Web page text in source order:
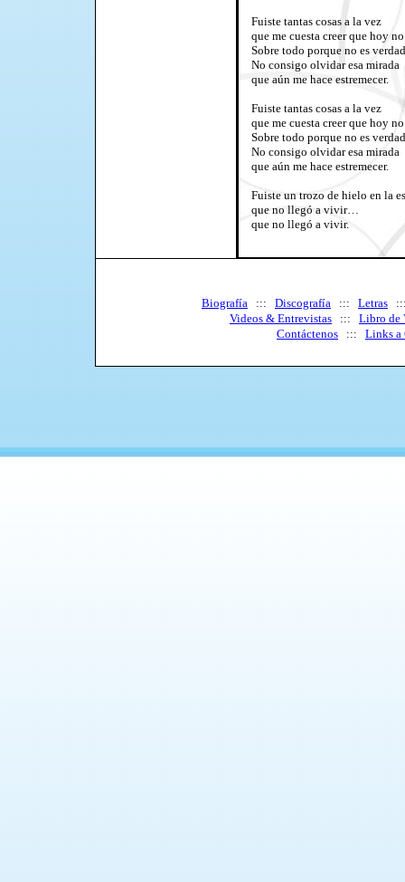
Fuiste tantas cosas a la vez
que me cuesta creer que hoy no
Sobre todo porque no es
No consigo olvidar esa mirada
que aún me hace estremecer.
Fuiste tantas cosas a la vez
que me cuesta creer que hoy no
Sobre todo porque no es
No consigo olvidar esa mirada
que aún me hace estremecer.
Fuiste un trozo de hielo en la
que no llegó a vivir…
que no llegó a vivir.
Biografía ::: Discografía ::: Letras
Videos & Entrevistas ::: Libro de
Contáctenos ::: Links a